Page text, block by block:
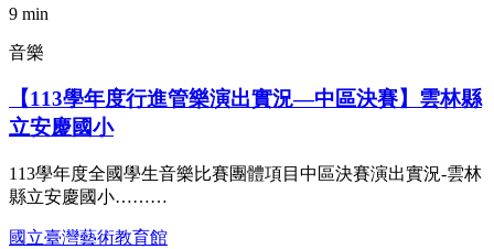
9 min
音樂
【113學年度行進管樂演出實況—中區決賽】雲林縣
立安慶國小
113學年度全國學生音樂比賽團體項目中區決賽演出實況-雲林
縣立安慶國小………
國立臺灣藝術教育館